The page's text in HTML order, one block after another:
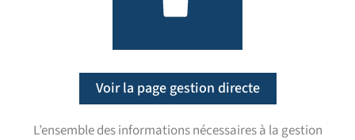
Voir la page gestion directe
L’ensemble des informations nécessaires à la gestion